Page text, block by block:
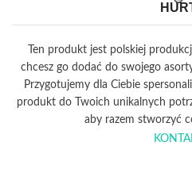
Ten produkt jest polskiej
chcesz go dodać do swojego
Przygotujemy dla Ciebie
produkt do Twoich unikalnych
aby razem stworzyć